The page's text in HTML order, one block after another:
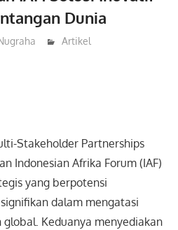
Dunia
Artikel
Stakeholder Partnerships
Indonesian Afrika Forum (IAF)
yang berpotensi
dalam mengatasi
Keduanya menyediakan